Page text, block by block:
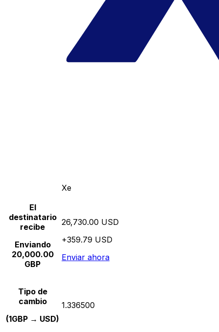
Xe
El
destinatario
recibe
Enviando
20,000.00
GBP
26,730.00 USD
+359.79 USD
Enviar ahora
Tipo de
cambio
(1GBP → USD)
1.336500